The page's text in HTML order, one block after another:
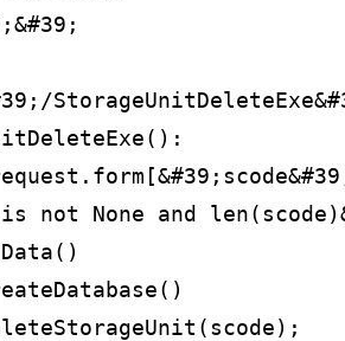
not None and